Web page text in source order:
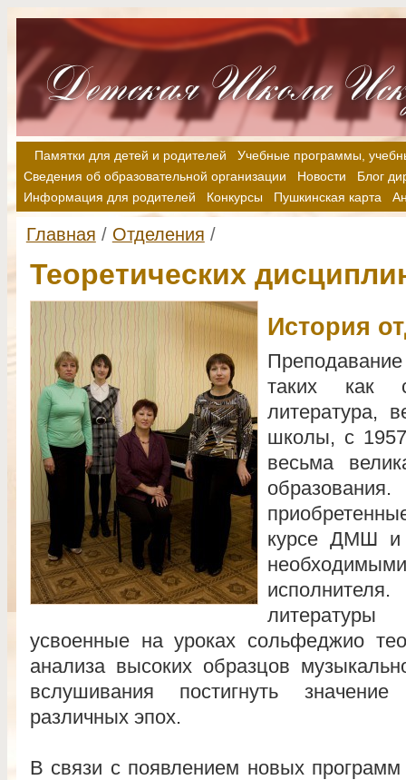
Памятки для детей и родителей
Учебные программы,
Сведения об образовательной организации
Новости
Блог
Информация для родителей
Конкурсы Пушкинская карта
Главная / Отделения /
Теоретических
История
таких как
литература,
школы, с
весьма
курсе ДМШ и
усвоенные на уроках сольфеджио
анализа высоких образцов
вслушивания постигнуть значение
различных эпох.
В связи с появлением новых